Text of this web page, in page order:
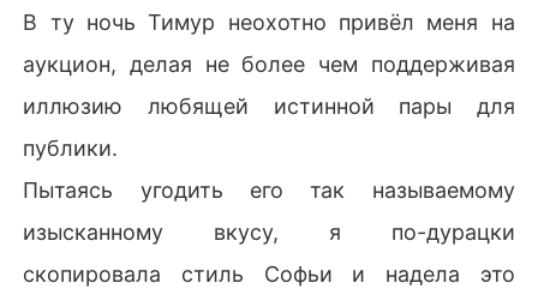
В ту ночь Тимур неохотно привёл меня на
аукцион, делая не более чем поддерживая
иллюзию любящей истинной пары для
публики.
Пытаясь угодить его так называемому
изысканному вкусу, я по-дурацки
скопировала стиль Софьи и надела это